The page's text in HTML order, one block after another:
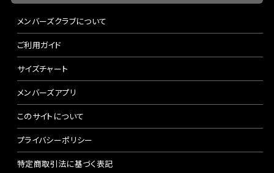
メンバーズクラブについて
ご利用ガイド
サイズチャート
メンバーズアプリ
このサイトについて
プライバシーポリシー
特定商取引法に基づく表記